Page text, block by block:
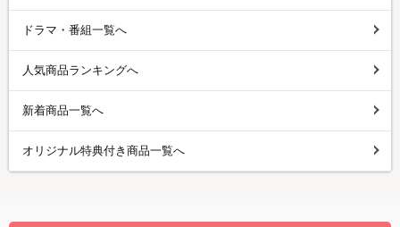
ドラマ・番組一覧へ
人気商品ランキングへ
新着商品一覧へ
オリジナル特典付き商品一覧へ